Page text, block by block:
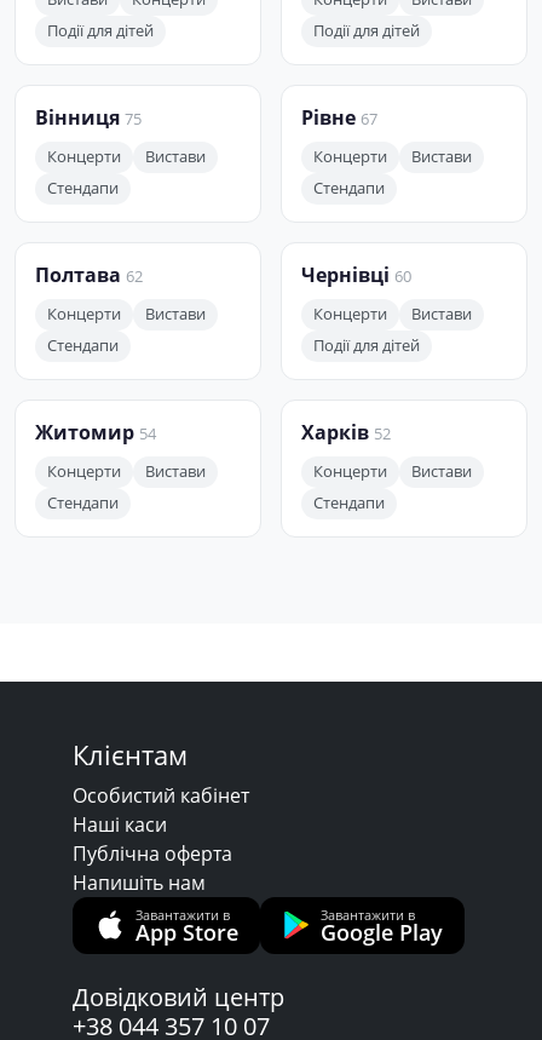
Події для дітей
Події для дітей
Вінниця 75
Концерти
Вистави
Стендапи
Рівне 67
Концерти
Вистави
Стендапи
Полтава 62
Концерти
Вистави
Стендапи
Чернівці 60
Концерти
Вистави
Події для дітей
Житомир 54
Концерти
Вистави
Стендапи
Харків 52
Концерти
Вистави
Стендапи
Клієнтам
Особистий кабінет
Наші каси
Публічна оферта
Напишіть нам
Завантажити в
App Store
Завантажити в
Google Play
Довідковий центр
+38 044 357 10 07